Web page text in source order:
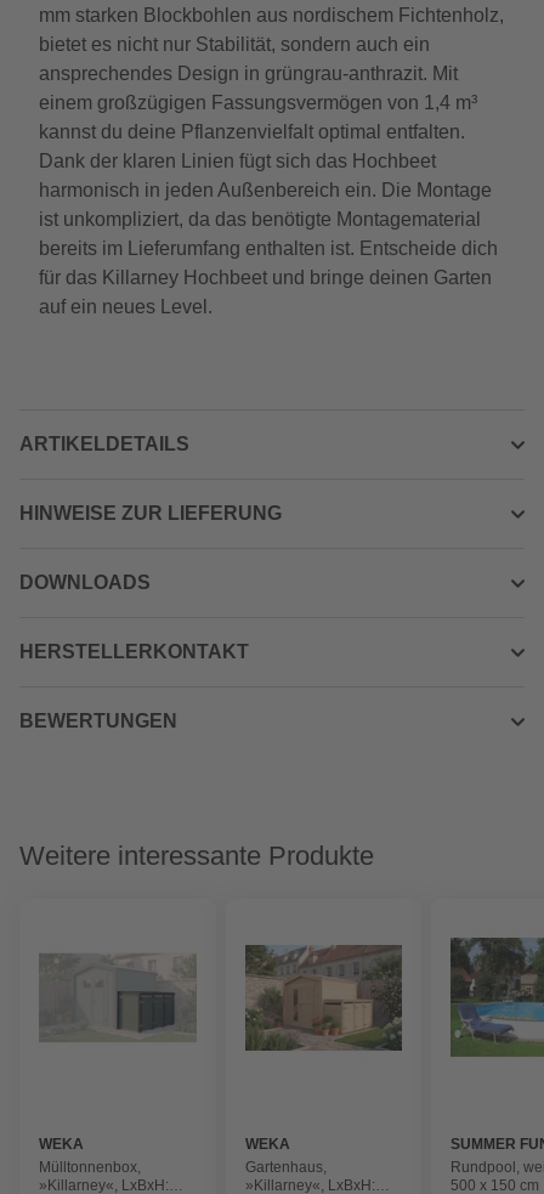
mm starken Blockbohlen aus nordischem Fichtenholz,
bietet es nicht nur Stabilität, sondern auch ein
ansprechendes Design in grüngrau-anthrazit. Mit
einem großzügigen Fassungsvermögen von 1,4 m³
kannst du deine Pflanzenvielfalt optimal entfalten.
Dank der klaren Linien fügt sich das Hochbeet
harmonisch in jeden Außenbereich ein. Die Montage
ist unkompliziert, da das benötigte Montagematerial
bereits im Lieferumfang enthalten ist. Entscheide dich
für das Killarney Hochbeet und bringe deinen Garten
auf ein neues Level.
ARTIKELDETAILS
HINWEISE ZUR LIEFERUNG
DOWNLOADS
HERSTELLERKONTAKT
BEWERTUNGEN
Weitere interessante Produkte
WEKA
Mülltonnenbox,
»Killarney«, LxBxH:
WEKA
Gartenhaus,
»Killarney«, LxBxH:
SUMMER
Rundpool,
500 x 150 cm